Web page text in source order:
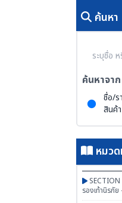
ค้นหา
ค้นหาจา
ชื่อ/ร
สินค้า
หมว
รองเท้านิรภั